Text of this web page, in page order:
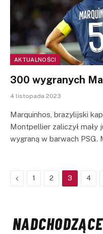
AKTUALNOŚCI
300 wygranych
4 listopada 2023
Marquinhos, brazylijski
Montpellier zaliczył mały
wygraną w barwach PSG.
Previous
1 2 3 4